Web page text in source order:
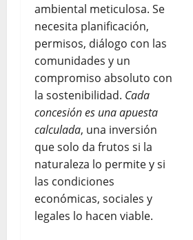
ambiental meticulosa. Se
necesita planificación,
permisos, diálogo con las
comunidades y un
compromiso absoluto con
la sostenibilidad. Cada
concesión es una apuesta
calculada, una inversión
que solo da frutos si la
naturaleza lo permite y si
las condiciones
económicas, sociales y
legales lo hacen viable.